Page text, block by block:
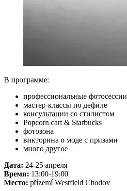
В программе:
профессиональные фотосессии
мастер-классы по дефиле
консультации со стилистом
Popcorn cart & Starbucks
фотозона
викторина о моде с призами
много другое
Дата: 24-25 апреля
Время: 13:00-19:00
Место: přízemí Westfield Chodov